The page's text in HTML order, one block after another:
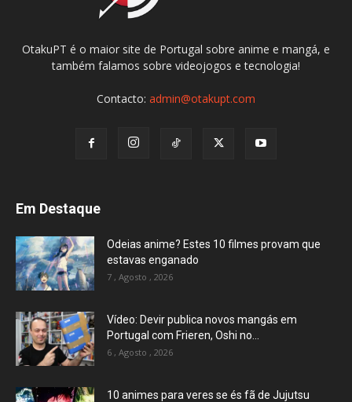
OtakuPT é o maior site de Portugal sobre anime e mangá, e
também falamos sobre videojogos e tecnologia!
Contacto: admin@otakupt.com
Em Destaque
Odeias anime? Estes 10 filmes provam que
estavas enganado
7 , Agosto , 2026
Vídeo: Devir publica novos mangás em
Portugal com Frieren, Oshi no...
6 , Agosto , 2026
10 animes para veres se és fã de Jujutsu